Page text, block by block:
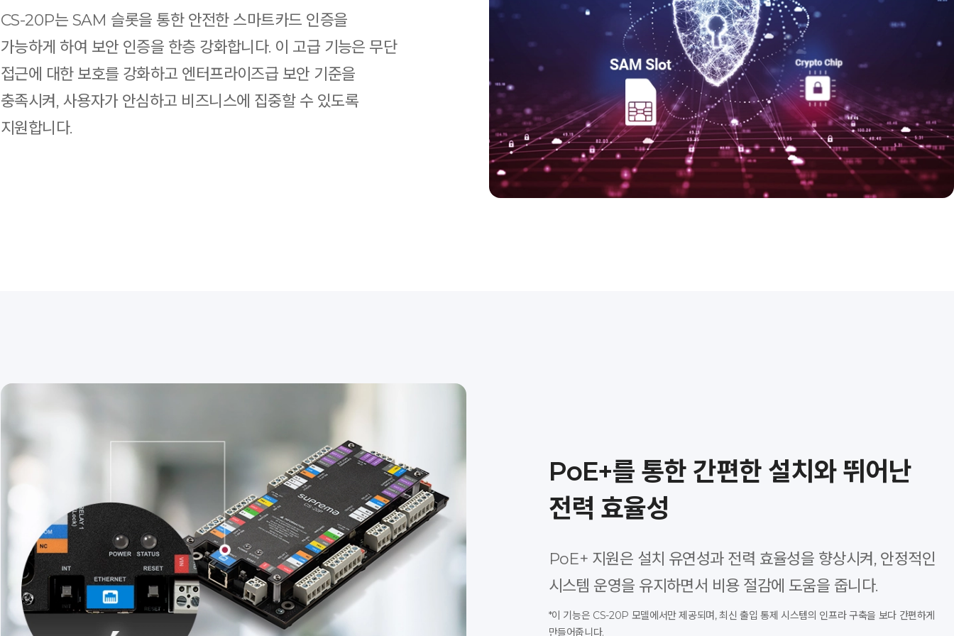
CS-20P는 SAM 슬롯을 통한 안전한 스마트카드 인증을
가능하게 하여 보안 인증을 한층 강화합니다. 이 고급 기능은 무단
접근에 대한 보호를 강화하고 엔터프라이즈급 보안 기준을
충족시켜, 사용자가 안심하고 비즈니스에 집중할 수 있도록
지원합니다.
PoE+를 통한 간편한 설치와 뛰어난
전력 효율성
PoE+ 지원은 설치 유연성과 전력 효율성을 향상시켜, 안정적인
시스템 운영을 유지하면서 비용 절감에 도움을 줍니다.
*이 기능은 CS-20P 모델에서만 제공되며, 최신 출입 통제 시스템의 인프라 구축을 보다 간편하게
만들어줍니다.